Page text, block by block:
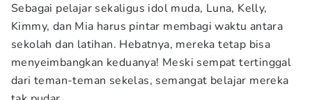
Sebagai pelajar sekaligus idol muda, Luna, Kelly,
Kimmy, dan Mia harus pintar membagi waktu antara
sekolah dan latihan. Hebatnya, mereka tetap bisa
menyeimbangkan keduanya! Meski sempat tertinggal
dari teman-teman sekelas, semangat belajar mereka